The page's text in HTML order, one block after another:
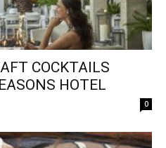
COCKTAILS
HOTEL
0